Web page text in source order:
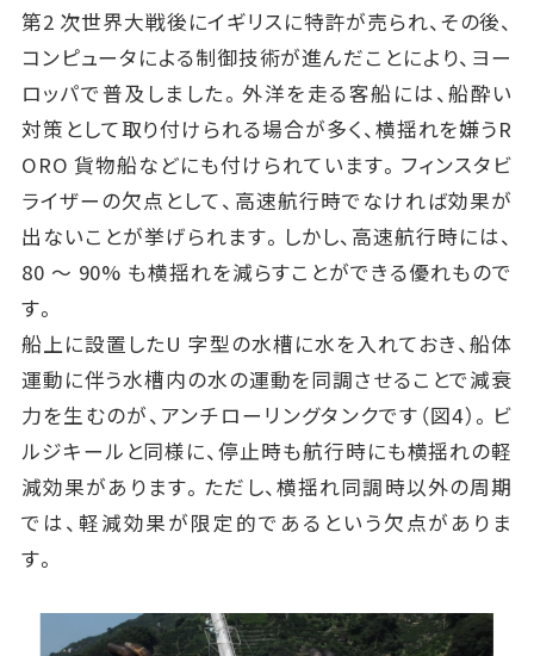
第2 次世界大戦後にイギリスに特許が売られ、その後、
コンピュータによる制御技術が進んだことにより、ヨー
ロッパで普及しました。外洋を走る客船には、船酔い
対策として取り付けられる場合が多く、横揺れを嫌うR
ORO 貨物船などにも付けられています。フィンスタビ
ライザーの欠点として、高速航行時でなければ効果が
出ないことが挙げられます。しかし、高速航行時には、
80 ～ 90% も横揺れを減らすことができる優れもので
す。
船上に設置したU 字型の水槽に水を入れておき、船体
運動に伴う水槽内の水の運動を同調させることで減衰
力を生むのが、アンチローリングタンクです（図4）。ビ
ルジキールと同様に、停止時も航行時にも横揺れの軽
減効果があります。ただし、横揺れ同調時以外の周期
では、軽減効果が限定的であるという欠点がありま
す。